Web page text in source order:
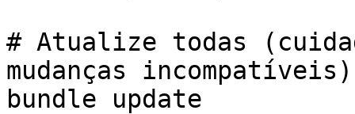
# Atualize todas
mudanças incompatíveis)
bundle update